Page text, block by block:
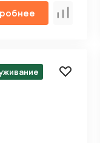
Сравнить